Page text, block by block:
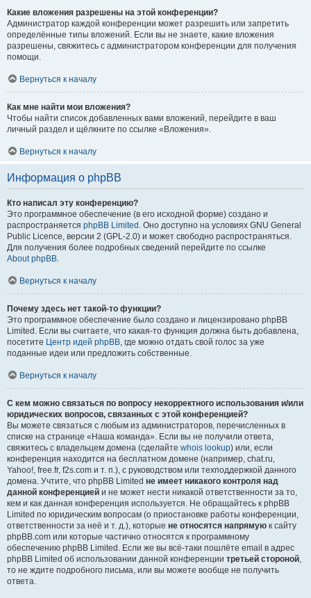
Какие вложения разрешены на этой конференции?
Администратор каждой конференции может разрешить или запретить
определённые типы вложений. Если вы не знаете, какие вложения
разрешены, свяжитесь с администратором конференции для получения
помощи.
Вернуться к началу
Как мне найти мои вложения?
Чтобы найти список добавленных вами вложений, перейдите в ваш
личный раздел и щёлкните по ссылке «Вложения».
Вернуться к началу
Информация о phpBB
Кто написал эту конференцию?
Это программное обеспечение (в его исходной форме) создано и
распространяется phpBB Limited . Оно доступно на условиях GNU General
Public Licence, версии 2 (GPL-2.0) и может свободно распространяться.
Для получения более подробных сведений перейдите по ссылке
About phpBB.
Вернуться к началу
Почему здесь нет такой-то функции?
Это программное обеспечение было создано и лицензировано phpBB
Limited. Если вы считаете, что какая-то функция должна быть добавлена,
посетите Центр идей phpBB, где можно отдать свой голос за уже
поданные идеи или предложить собственные.
Вернуться к началу
С кем можно связаться по вопросу некорректного использования и/или
юридических вопросов, связанных с этой конференцией?
Вы можете связаться с любым из администраторов, перечисленных в
списке на странице «Наша команда». Если вы не получили ответа,
свяжитесь с владельцем домена (сделайте whois lookup) или, если
конференция находится на бесплатном домене (например, chat.ru,
Yahoo!, free.fr, f2s.com и т. п.), с руководством или техподдержкой данного
домена. Учтите, что phpBB Limited не имеет никакого контроля над
данной конференцией и не может нести никакой ответственности за то,
кем и как данная конференция используется. Не обращайтесь к phpBB
Limited по юридическим вопросам (о приостановке работы конференции,
ответственности за неё и т. д.), которые не относятся напрямую к сайту
phpBB.com или которые частично относятся к программному
обеспечению phpBB Limited. Если же вы всё-таки пошлёте email в адрес
phpBB Limited об использовании данной конференции третьей стороной,
то не ждите подробного письма, или вы можете вообще не получить
ответа.